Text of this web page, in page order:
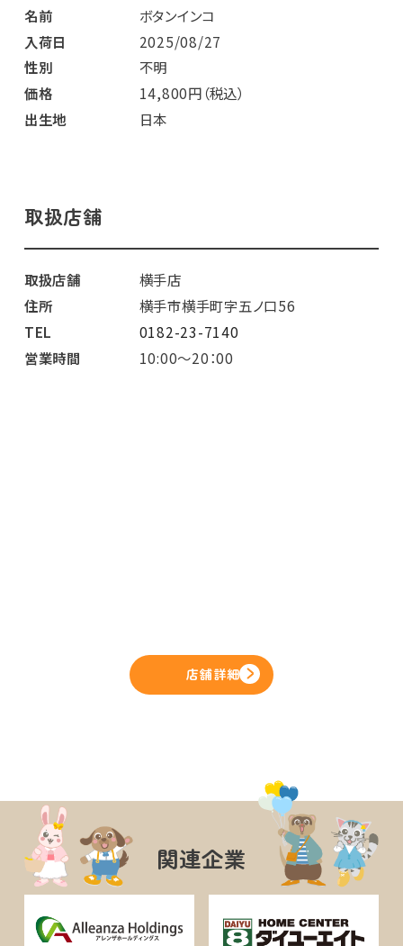
名前
ボタンインコ
入荷日
2025/08/27
性別
不明
価格
14,800円（税込）
出生地
日本
取扱店舗
取扱店舗
横手店
住所
横手市横手町字五ノ口56
TEL
0182-23-7140
営業時間
10:00～20：00
店舗詳細
関連企業